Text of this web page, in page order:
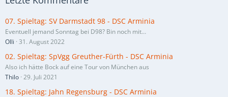
07. Spieltag: SV Darmstadt 98 - DSC Arminia
Eventuell jemand Sonntag bei D98? Bin noch mit…
Olli 31. August 2022
02. Spieltag: SpVgg Greuther-Fürth - DSC Arminia
Also ich hätte Bock auf eine Tour von München aus
Thilo 29. Juli 2021
18. Spieltag: Jahn Regensburg - DSC Arminia